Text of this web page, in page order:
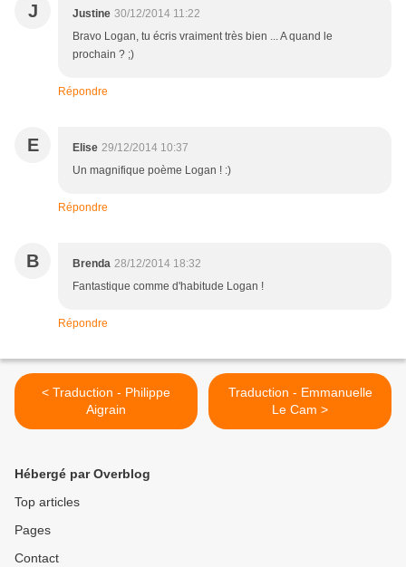
J Justine 30/12/2014 11:22
Bravo Logan, tu écris vraiment très bien ... A quand le
prochain ? ;)
Répondre
E Elise 29/12/2014 10:37
Un magnifique poème Logan ! :)
Répondre
B Brenda 28/12/2014 18:32
Fantastique comme d'habitude Logan !
Répondre
< Traduction - Philippe
Aigrain
Traduction - Emmanuelle
Le Cam >
Hébergé par Overblog
Top articles
Pages
Contact